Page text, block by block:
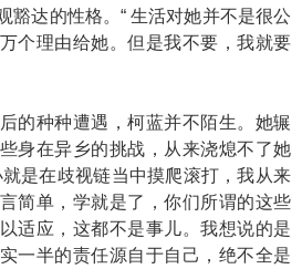
豁达的性格。“ 生活对她并不是很公
个理由给她。但是我不要，我就要
种种遭遇，柯蓝并不陌生。她辗
身在异乡的挑战，从来浇熄不了她
是在歧视链当中摸爬滚打，我从来
简单，学就是了，你们所谓的这些
适应，这都不是事儿。我想说的是
一半的责任源自于自己，绝不全是